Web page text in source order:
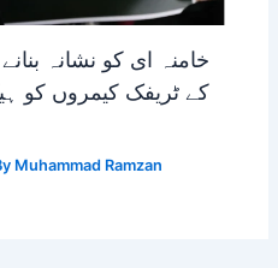
خامنہ ای کو نشانہ
کے ٹریفک کیمروں کو
Muhammad Ramzan